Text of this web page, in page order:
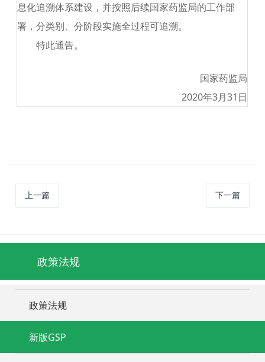
息化追溯体系建设，并按照后续国家药监局的工作部
署，分类别、分阶段实施全过程可追溯。
特此通告。
国家药监局
2020年3月31 日
上一篇 下一篇
政策法规
政策法规
新版GSP